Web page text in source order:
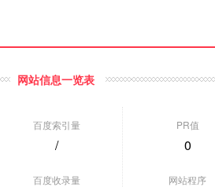
网站信息一览表
百度索引量
/
百度收录量
PR值
0
网站程序